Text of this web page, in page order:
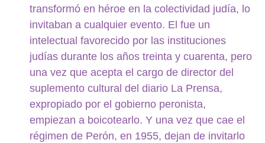
transformó en héroe en la colectividad judía, lo
invitaban a cualquier evento. El fue un
intelectual favorecido por las instituciones
judías durante los años treinta y cuarenta, pero
una vez que acepta el cargo de director del
suplemento cultural del diario La Prensa,
expropiado por el gobierno peronista,
empiezan a boicotearlo. Y una vez que cae el
régimen de Perón, en 1955, dejan de invitarlo